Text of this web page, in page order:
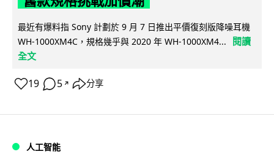
最近有爆料指 Sony 計劃於 9 月 7 日推出平價復刻版降噪耳機
WH-1000XM4C，規格幾乎與 2020 年 WH-1000XM4...
閱讀
全文
19 5 ↗ 分享
人工智能